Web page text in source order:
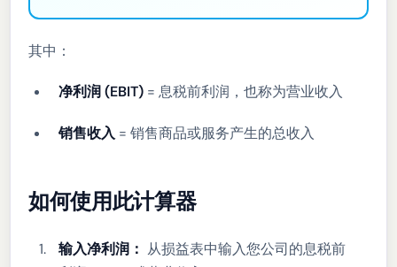
其中：
净利润 (EBIT) = 息税前利润，也称为营业收入
销售收入 = 销售商品或服务产生的总收入
如何使用此计算器
输入净利润： 从损益表中输入您公司的息税前